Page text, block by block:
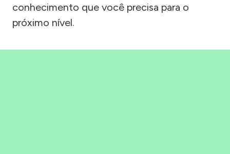
conhecimento que você precisa para o
próximo nível.